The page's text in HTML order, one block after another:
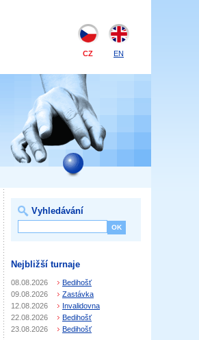
CZ EN
Vyhledávání
Nejbližší turnaje
08.08.2026
Bedihošť
09.08.2026
Zastávka
12.08.2026
Invalidovna
22.08.2026
Bedihošť
23.08.2026
Bedihošť